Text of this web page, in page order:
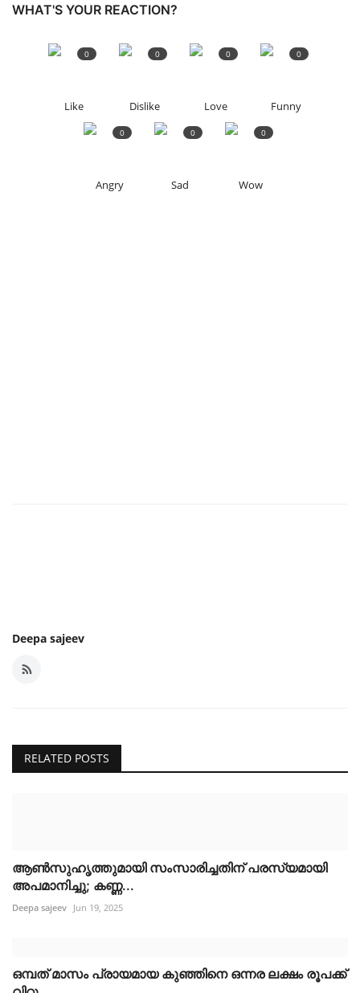
WHAT'S YOUR REACTION?
Like
0
Dislike
0
Love
0
Funny
0
Angry
0
Sad
0
Wow
0
Deepa sajeev
RELATED POSTS
ആൺസുഹൃത്തുമായി സംസാരിച്ചതിന് പരസ്യമായി
അപമാനിച്ചു; കണ്ണ...
Deepa sajeev Jun 19, 2025
ഒമ്പത് മാസം പ്രായമായ കുഞ്ഞിനെ ഒന്നര ലക്ഷം രൂപക്ക്